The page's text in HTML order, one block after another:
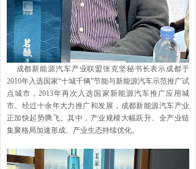
成都新能源汽车产业联盟张克坚秘书长表示成都于
2010年入选国家“十城千辆”节能与新能源汽车示范推广试
点城市，2013年再次入选国家新能源汽车推广应用城
市。经过十余年大力推广和发展，成都新能源汽车产业
正加快起势腾飞。其中，产业规模大幅跃升、全产业链
集聚格局加速形成、产业生态持续优化。